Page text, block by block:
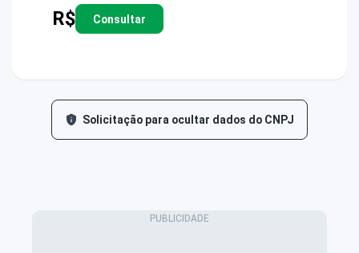
R$ Consultar
Solicitação para ocultar dados do CNPJ